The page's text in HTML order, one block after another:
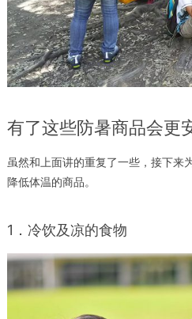
有了这些防暑商品会更
虽然和上面讲的重复了一些，接下来
降低体温的商品。
1．冷饮及凉的食物